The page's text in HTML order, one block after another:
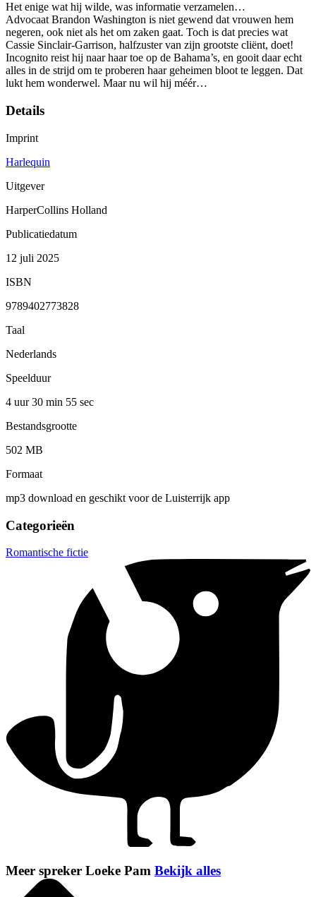
Het enige wat hij wilde, was informatie verzamelen…
Advocaat Brandon Washington is niet gewend dat vrouwen hem
negeren, ook niet als het om zaken gaat. Toch is dat precies wat
Cassie Sinclair-Garrison, halfzuster van zijn grootste cliënt, doet!
Incognito reist hij naar haar toe op de Bahama’s, en gooit daar echt
alles in de strijd om te proberen haar geheimen bloot te leggen. Dat
lukt hem wonderwel. Maar nu wil hij méér…
Details
Imprint
Harlequin
Uitgever
HarperCollins Holland
Publicatiedatum
12 juli 2025
ISBN
9789402773828
Taal
Nederlands
Speelduur
4 uur 30 min 55 sec
Bestandsgrootte
502 MB
Formaat
mp3 download en geschikt voor de Luisterrijk app
Categorieën
Romantische fictie
Meer spreker Loeke Pam Bekijk alles